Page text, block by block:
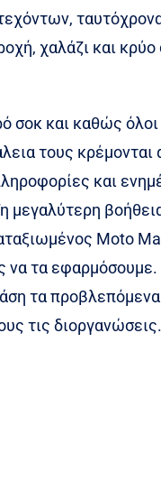
χαλάζι και
σοκ και καθώς
τους κρέμονται
και
μεγαλύτερη
Moto
να τα
τα
τις διοργανώσεις.